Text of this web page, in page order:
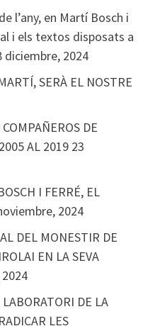
l’any, en Martí Bosch i
i els textos disposats a
diciembre, 2024
SERÀ EL NOSTRE
DE
AL 2019 23
I FERRÉ, EL
2024
DEL MONESTIR DE
EN LA SEVA
DE LA
LES